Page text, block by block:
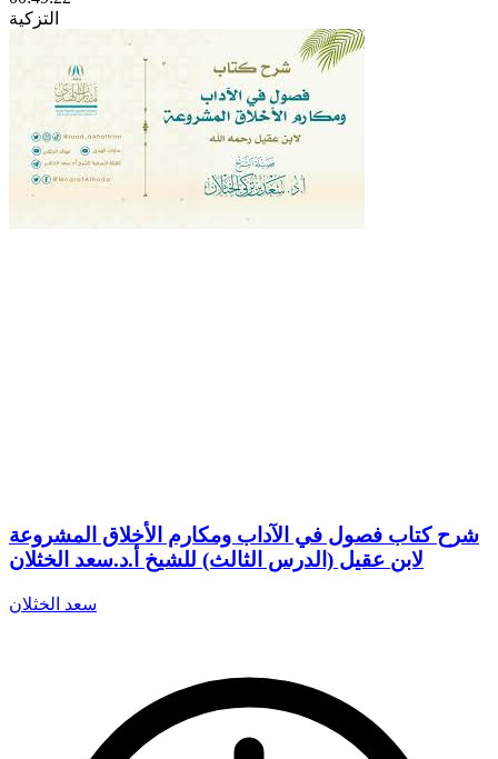
التزكية
شرح كتاب فصول في الآداب ومكارم الأخلاق المشروعة
لابن عقيل (الدرس الثالث) للشيخ أ.د.سعد الخثلان
سعد الخثلان